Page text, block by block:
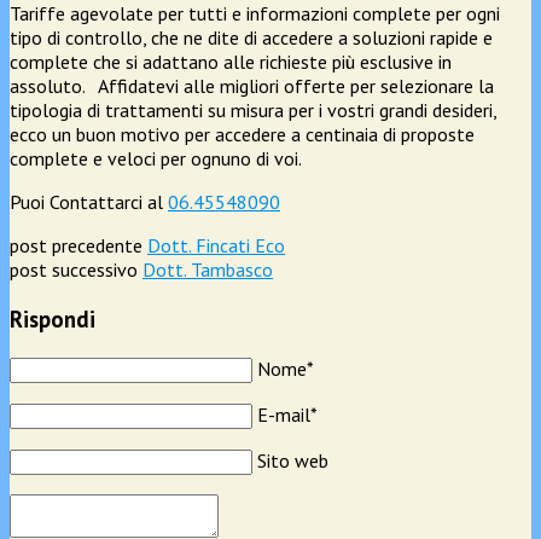
Tariffe agevolate per tutti e informazioni complete per ogni
tipo di controllo, che ne dite di accedere a soluzioni rapide e
complete che si adattano alle richieste più esclusive in
assoluto. Affidatevi alle migliori offerte per selezionare la
tipologia di trattamenti su misura per i vostri grandi desideri,
ecco un buon motivo per accedere a centinaia di proposte
complete e veloci per ognuno di voi.
Puoi Contattarci al 06.45548090
post precedente Dott. Fincati Eco
post successivo Dott. Tambasco
Rispondi
Nome*
E-mail*
Sito web